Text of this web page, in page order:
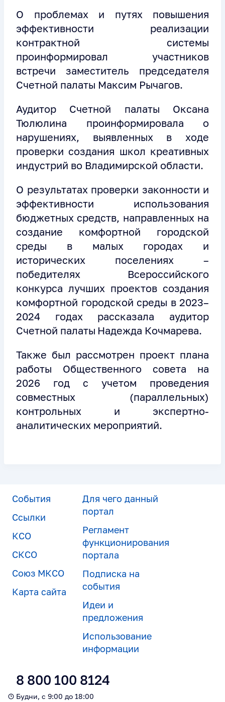
О проблемах и путях повышения
эффективности реализации
контрактной системы
проинформировал участников
встречи заместитель председателя
Счетной палаты Максим Рычагов.
Аудитор Счетной палаты Оксана
Тюлюлина проинформировала о
нарушениях, выявленных в ходе
проверки создания школ креативных
индустрий во Владимирской области.
О результатах проверки законности и
эффективности использования
бюджетных средств, направленных на
создание комфортной городской
среды в малых городах и
исторических поселениях –
победителях Всероссийского
конкурса лучших проектов создания
комфортной городской среды в 2023–
2024 годах рассказала аудитор
Счетной палаты Надежда Кочмарева.
Также был рассмотрен проект плана
работы Общественного совета на
2026 год с учетом проведения
совместных (параллельных)
контрольных и экспертно-
аналитических мероприятий.
События
Ссылки
КСО
СКСО
Союз МКСО
Карта сайта
Для чего данный
портал
Регламент
функционирования
портала
Подписка на
события
Идеи и
предложения
Использование
информации
8 800 100 8124
Будни, с 9:00 до 18:00